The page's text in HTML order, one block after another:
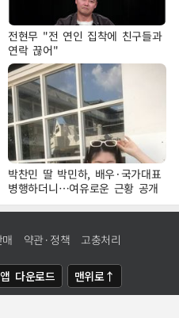
전현무 "전 연인 집착에 친구들과
연락 끊어"
박찬민 딸 박민하, 배우·국가대표
병행하더니…여유로운 근황 공개
약관·정책 고충처리
앱 다운로드 맨위로↑